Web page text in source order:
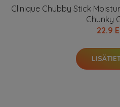
Clinique Chubby Stick
Chunky
22.9